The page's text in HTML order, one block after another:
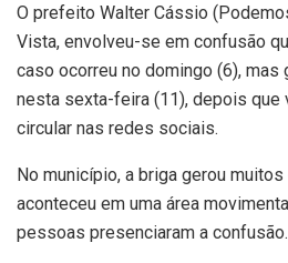
O prefeito Walter Cássio
Vista, envolveu-se em confusão
caso ocorreu no domingo (6), mas
nesta sexta-feira (11), depois que
circular nas redes sociais.
No município, a briga gerou
aconteceu em uma área
pessoas presenciaram a confusão.